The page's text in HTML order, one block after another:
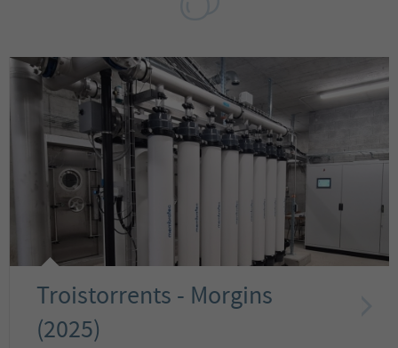
Troistorrents - Morgins
(2025)